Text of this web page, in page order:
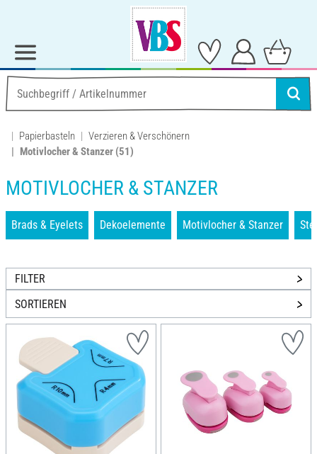
Papierbasteln
Verzieren & Verschönern
Motivlocher & Stanzer (51)
MOTIVLOCHER & STANZER
Brads & Eyelets Dekoelemente Motivlocher & Stanzer
FILTER
SORTIEREN